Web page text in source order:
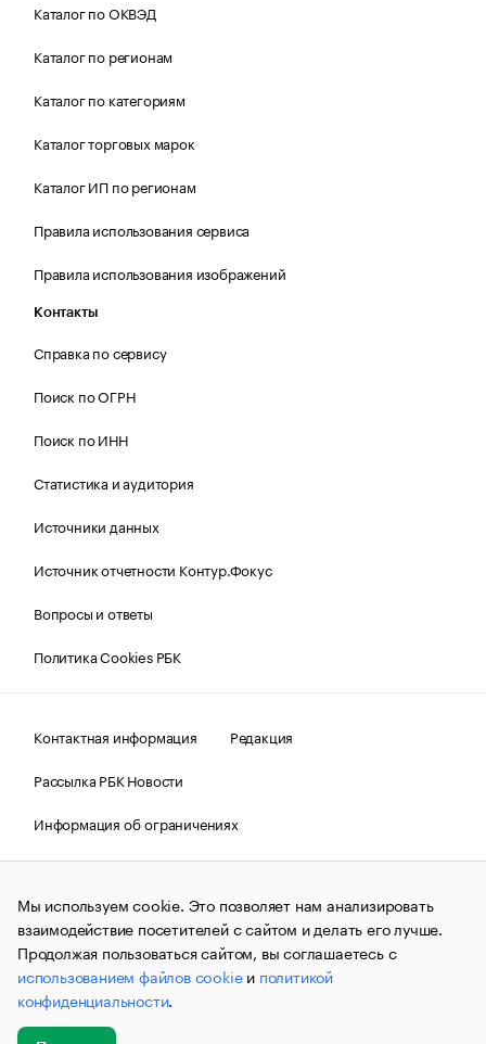
Каталог по ОКВЭД
Каталог по регионам
Каталог по категориям
Каталог торговых марок
Каталог ИП по регионам
Правила использования сервиса
Правила использования изображений
Контакты
Справка по сервису
Поиск по ОГРН
Поиск по ИНН
Статистика и аудитория
Источники данных
Источник отчетности Контур.Фокус
Вопросы и ответы
Политика Cookies РБК
Контактная информация
Редакция
Рассылка РБК Новости
Информация об ограничениях
Правовая информация
О соблюдении авторских прав
© АО «РОСБИЗНЕСКОНСАЛТИНГ»,1995–2026.Сообщения
и материалы информационного агентства «РБК»
(зарегистрировано Федеральной службой по надзору в сфере
связи, информационных технологий и массовых
коммуникаций (Роскомнадзор) 09.12.2015 за номером ИА
№ФС77-63848) сопровождаются пометкой «РБК». Отдельные
публикации могут содержать информацию,
не предназначенную для пользователей
Мы используем cookie. Это позволяет нам анализировать
взаимодействие посетителей с сайтом и делать его лучше.
Продолжая пользоваться сайтом, вы соглашаетесь с
использованием файлов cookieи политикой
конфиденциальности.